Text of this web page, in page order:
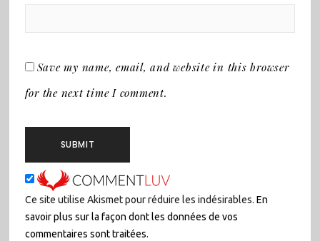
Save my name, email, and website in this browser
for the next time I comment.
Ce site utilise Akismet pour réduire les indésirables. En
savoir plus sur la façon dont les données de vos
commentaires sont traitées.